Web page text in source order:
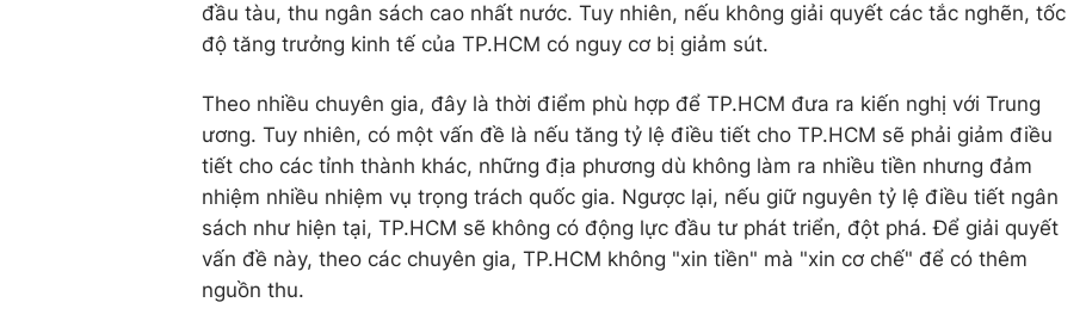
đầu tàu, thu ngân sách cao nhất nước. Tuy nhiên, nếu không giải quyết các tắc nghẽn, tốc
độ tăng trưởng kinh tế của TP.HCM có nguy cơ bị giảm sút.
Theo nhiều chuyên gia, đây là thời điểm phù hợp để TP.HCM đưa ra kiến nghị với Trung
ương. Tuy nhiên, có một vấn đề là nếu tăng tỷ lệ điều tiết cho TP.HCM sẽ phải giảm điều
tiết cho các tỉnh thành khác, những địa phương dù không làm ra nhiều tiền nhưng đảm
nhiệm nhiều nhiệm vụ trọng trách quốc gia. Ngược lại, nếu giữ nguyên tỷ lệ điều tiết ngân
sách như hiện tại, TP.HCM sẽ không có động lực đầu tư phát triển, đột phá. Để giải quyết
vấn đề này, theo các chuyên gia, TP.HCM không "xin tiền" mà "xin cơ chế" để có thêm
nguồn thu.